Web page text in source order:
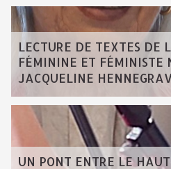
LECTURE DE TEXTES DE
FÉMININE ET FÉMINISTE
JACQUELINE
UN PONT ENTRE LE